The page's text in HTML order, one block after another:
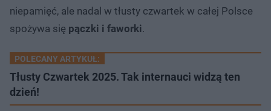
niepamięć, ale nadal w tłusty czwartek w całej Polsce
spożywa się pączki i faworki.
POLECANY ARTYKUŁ:
Tłusty Czwartek 2025. Tak internauci widzą ten
dzień!